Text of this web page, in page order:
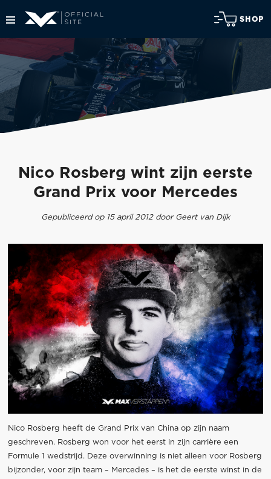
SHOP
Nico Rosberg wint zijn eerste
Grand Prix voor Mercedes
Gepubliceerd op 15 april 2012 door Geert van Dijk
Nico Rosberg heeft de Grand Prix van China op zijn naam
geschreven. Rosberg won voor het eerst in zijn carrière een
Formule 1 wedstrijd. Deze overwinning is niet alleen voor Rosberg
bijzonder, voor zijn team – Mercedes – is het de eerste winst in de